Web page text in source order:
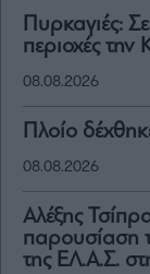
Πυρκαγιές:
περιοχές την
08.08.2026
Πλοίο
08.08.2026
Αλέξης
παρουσίαση
της ΕΛ.Α.Σ.